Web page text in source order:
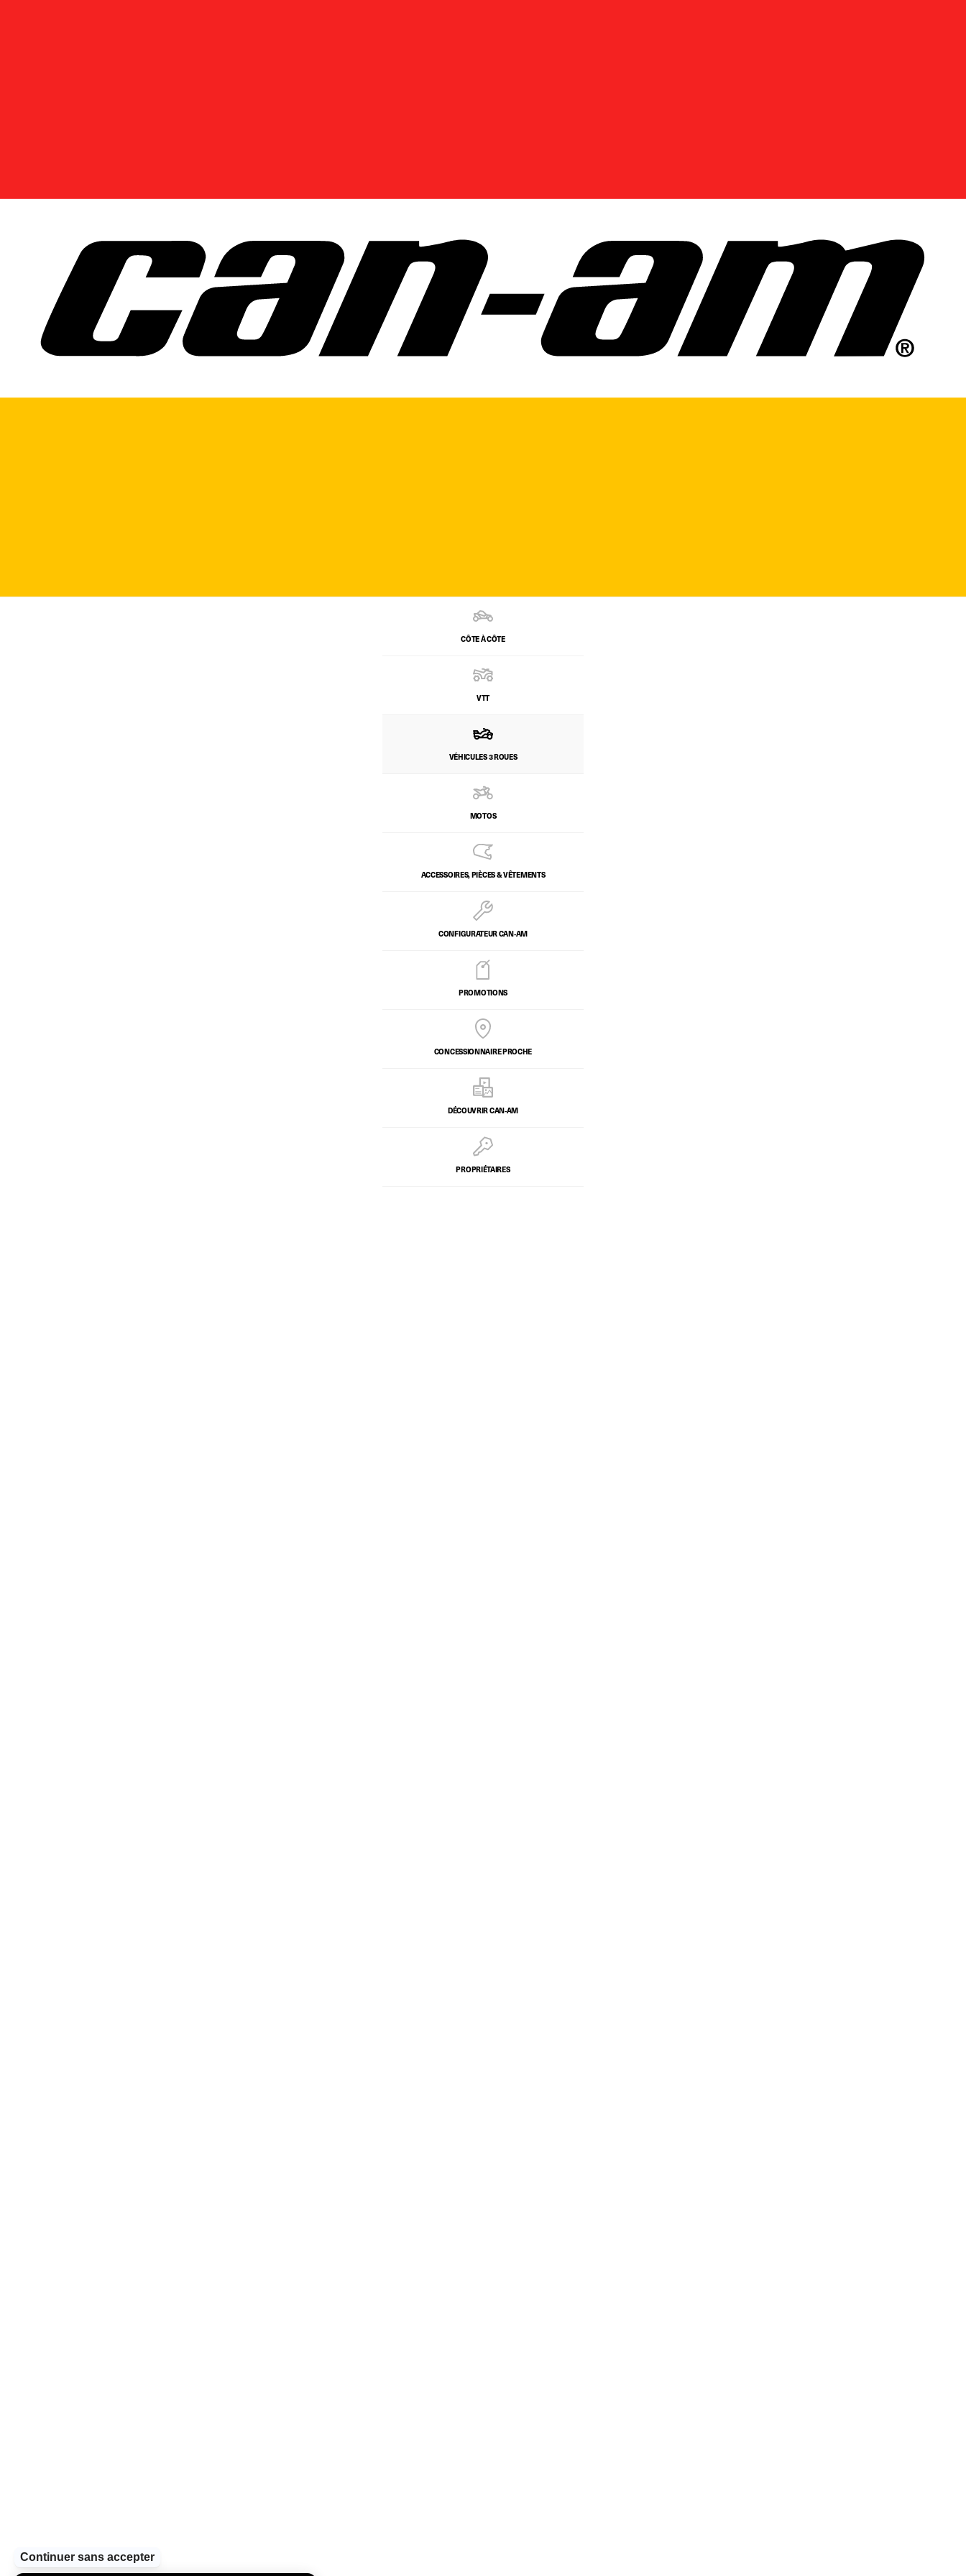
CÔTE À CÔTE
VTT
VÉHICULES 3 ROUES
MOTOS
ACCESSOIRES, PIÈCES & VÊTEMENTS
CONFIGURATEUR CAN‑AM
PROMOTIONS
CONCESSIONNAIRE PROCHE
DÉCOUVRIR CAN‑AM
PROPRIÉTAIRES